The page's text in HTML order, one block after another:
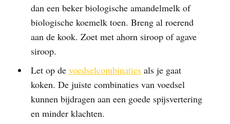
dan een beker biologische amandelmelk of
biologische koemelk toen. Breng al roerend
aan de kook. Zoet met ahorn siroop of agave
siroop.
Let op de voedselcombinatiesals je gaat
koken. De juiste combinaties van voedsel
kunnen bijdragen aan een goede spijsvertering
en minder klachten.